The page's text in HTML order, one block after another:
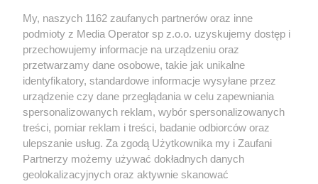
Wydawca mediówlokalnych
Nie zapomnij
zapoznać się z:
polityką prywatności regulamin korzystania z portali
Twojemiasto Skontaktuj się
My, naszych 1162 zaufanych partnerów oraz inne
podmioty z Media Operator sp z.o.o. uzyskujemy dostęp i
przechowujemy informacje na urządzeniu oraz
przetwarzamy dane osobowe, takie jak unikalne
identyfikatory, standardowe informacje wysyłane przez
urządzenie czy dane przeglądania w celu zapewniania
spersonalizowanych reklam, wybór spersonalizowanych
treści, pomiar reklam i treści, badanie odbiorców oraz
ulepszanie usług. Za zgodą Użytkownika my i Zaufani
Partnerzy możemy używać dokładnych danych
geolokalizacyjnych oraz aktywnie skanować